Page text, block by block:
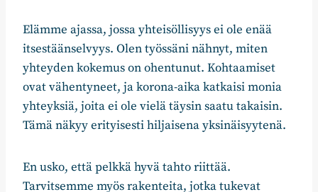
Elämme ajassa, jossa yhteisöllisyys ei ole enää
itsestäänselvyys. Olen työssäni nähnyt, miten
yhteyden kokemus on ohentunut. Kohtaamiset
ovat vähentyneet, ja korona-aika katkaisi monia
yhteyksiä, joita ei ole vielä täysin saatu takaisin.
Tämä näkyy erityisesti hiljaisena yksinäisyytenä.
En usko, että pelkkä hyvä tahto riittää.
Tarvitsemme myös rakenteita, jotka tukevat